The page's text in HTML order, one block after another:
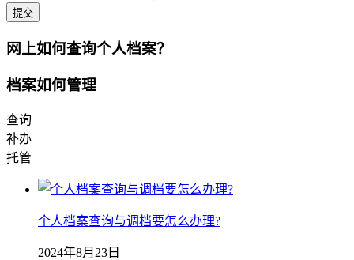
提交
网上如何查询个人档案？
档案如何管理
查询
补办
托管
个人档案查询与调档要怎么办理?
2024年8月23日